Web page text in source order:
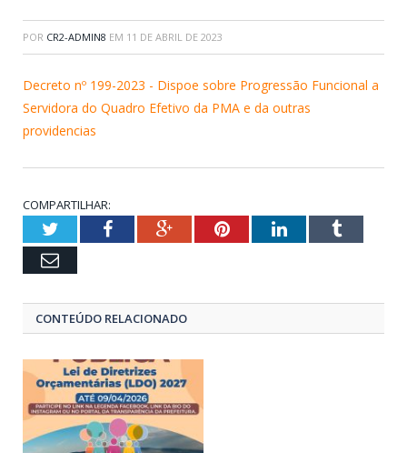
POR CR2-ADMIN8 EM 11 DE ABRIL DE 2023
Decreto nº 199-2023 - Dispoe sobre Progressão Funcional a
Servidora do Quadro Efetivo da PMA e da outras
providencias
COMPARTILHAR:
TwitterFacebookGoogle+PinterestLinkedInTumblr
Email
CONTEÚDO RELACIONADO